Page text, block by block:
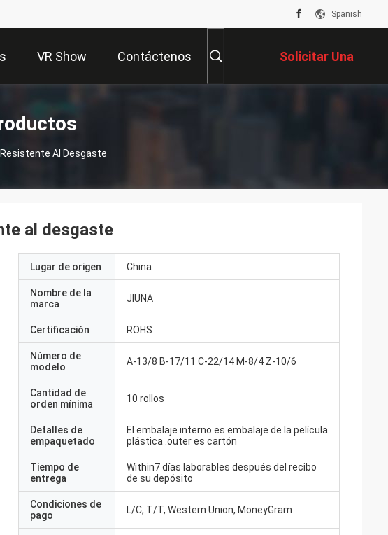
Spanish
VR Show Contáctenos Solicitar Una
Cotización
Al Desgaste
al desgaste
Lugar de origen China
Nombre de la
marca
JIUNA
Certificación ROHS
Número de
modelo
A-13/8 B-17/11 C-22/14 M-8/4 Z-10/6
Cantidad de
orden mínima
10 rollos
Detalles de
empaquetado
El embalaje interno es embalaje de la película
plástica .outer es cartón
Tiempo de
entrega
Within7 días laborables después del recibo
de su depósito
Condiciones de
pago
L/C, T/T, Western Union, MoneyGram